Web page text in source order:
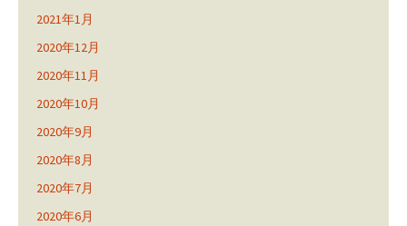
2021年1月
2020年12月
2020年11月
2020年10月
2020年9月
2020年8月
2020年7月
2020年6月